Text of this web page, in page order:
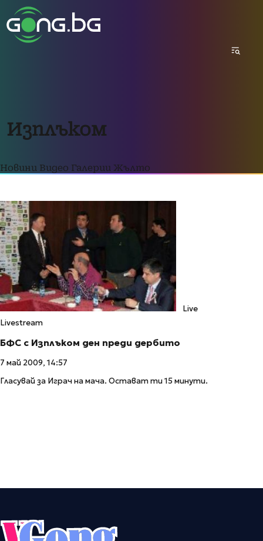
Изплъком
Новини Видео Галерии Жълто
Live
Livestream
БФС с Изплъком ден преди дербито
7 май 2009, 14:57
Гласувай за Играч на мача. Остават ти 15 минути.